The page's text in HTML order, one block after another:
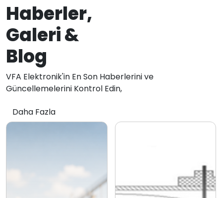
Haberler,
Galeri &
Blog
VFA Elektronik'in En Son Haberlerini ve
Güncellemelerini Kontrol Edin,
Daha Fazla